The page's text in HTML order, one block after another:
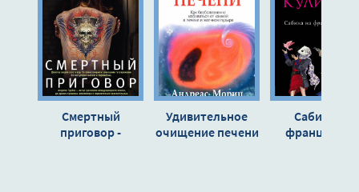
file-14
file-15
Смертный
приговор -
Удивительное
очищение печени
Сабина на